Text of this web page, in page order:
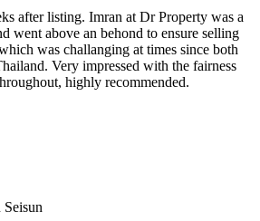
after listing. Imran at Dr Property was a
went above an behond to ensure selling
was challanging at times since both
Very impressed with the fairness
highly recommended.